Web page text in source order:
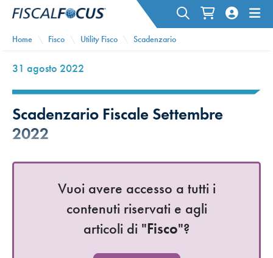
Home Fisco Utility Fisco Scadenzario
31 agosto 2022
Scadenzario Fiscale Settembre
2022
Vuoi avere accesso a tutti i
contenuti riservati e agli
articoli di "Fisco"?